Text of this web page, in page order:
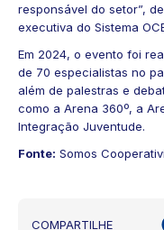
responsável do setor”,
executiva do Sistema
Em 2024, o evento foi
de 70 especialistas no
além de palestras e
como a Arena 360º, a
Integração Juventude.
Fonte: Somos
COMPARTILHE